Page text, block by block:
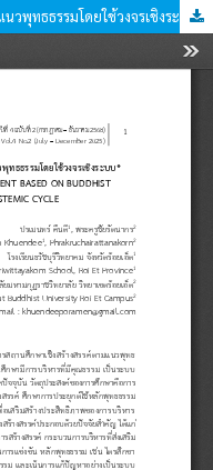
วพุทธธรรมโดยใช้วงจรเชิงระบบ